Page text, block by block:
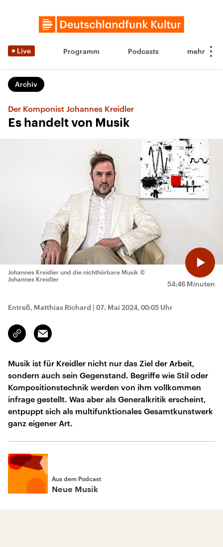
Live Programm Podcasts
Archiv
Der Komponist Johannes Kreidler
Es handelt von Musik
54:46 Minuten
Johannes Kreidler und die nichthörbare Musik ©
Johannes Kreidler
Entreß, Matthias Richard | 07. Mai 2024, 00:05 Uhr
Link
kopieren/teilen
Email
Musik ist für Kreidler nicht nur das Ziel der Arbeit,
sondern auch sein Gegenstand. Begriffe wie Stil oder
Kompositionstechnik werden von ihm vollkommen
infrage gestellt. Was aber als Generalkritik erscheint,
entpuppt sich als multifunktionales Gesamtkunstwerk
ganz eigener Art.
Aus dem Podcast
Neue Musik